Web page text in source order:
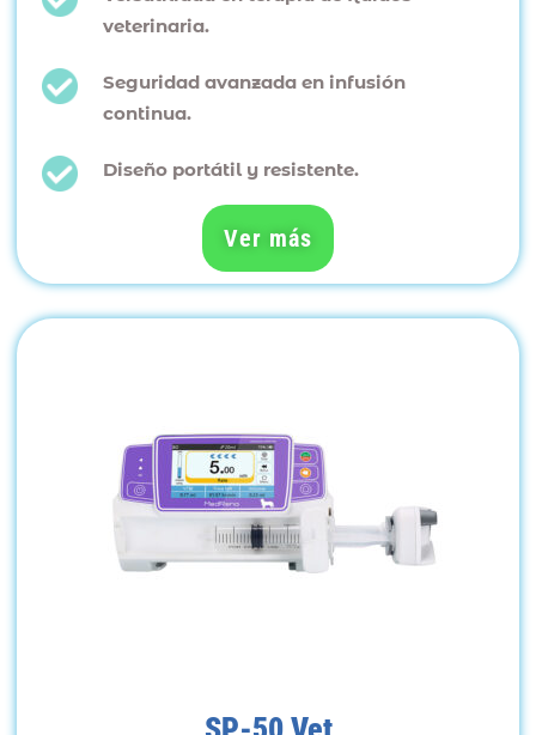
veterinaria.
Seguridad avanzada en infusión
continua.
Diseño portátil y resistente.
Ver más